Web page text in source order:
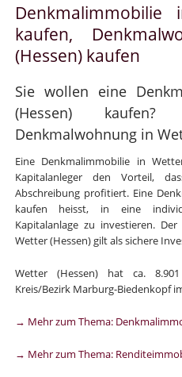
Denkmalimmobilie
kaufen,
(Hessen) kaufen
Sie wollen eine
(Hessen)
Denkmalwohnung in
Eine Denkmalimmobilie in
Kapitalanleger den Vorteil,
Abschreibung profitiert. Eine
kaufen heisst, in eine
Kapitalanlage zu investieren.
Wetter (Hessen) gilt als sichere
Wetter (Hessen) hat ca.
Kreis/Bezirk Marburg-Biedenkopf
→ Mehr zum Thema:
→ Mehr zum Thema: